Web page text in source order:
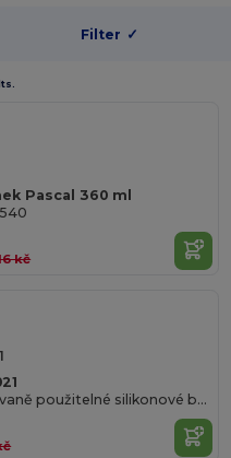
Filter ✓
Pascal 360 ml
kč
FINGER Opakovaně použitelné silikonové brčko v praktickém průsvitném PP pouzdře s přívěskem na klíče